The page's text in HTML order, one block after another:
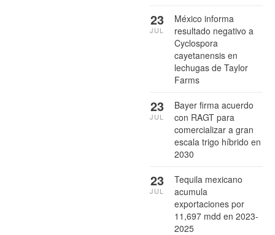
México informa
resultado negativo a
Cyclospora
cayetanensis en
lechugas de Taylor
Farms
23
JUL
Bayer firma acuerdo
con RAGT para
comercializar a gran
escala trigo híbrido en
2030
23
JUL
Tequila mexicano
acumula
exportaciones por
11,697 mdd en 2023-
2025
23
JUL